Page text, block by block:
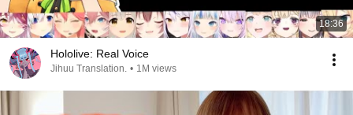
18:36
Hololive: Real Voice
Jihuu Translation. • 1M views